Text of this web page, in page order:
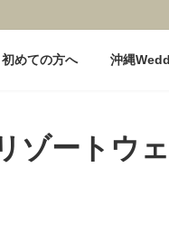
初めての方へ 沖縄
ゾートウ